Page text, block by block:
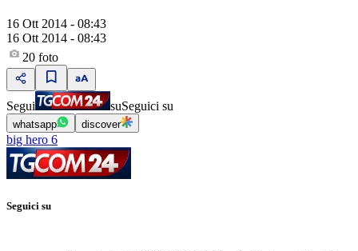
16 Ott 2014 - 08:43
16 Ott 2014 - 08:43
20 foto
Segui suSeguici su
whatsapp discover
big hero 6
Seguici su